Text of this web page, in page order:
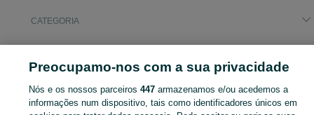
CATEGORIA
Preocupamo-nos com a sua privacidade
Nós e os nossos parceiros447 armazenamos e/ou acedemos a
informações num dispositivo, tais como identificadores únicos em